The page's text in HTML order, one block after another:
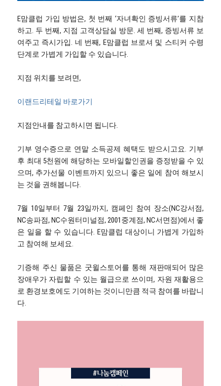
E맘클럽 가입 방법은, 첫 번째 ‘자녀확인 증빙서류’를 지참
하고. 두 번째, 지점 고객상담실 방문. 세 번째, 증빙서류 보
여주고 즉시가입. 네 번째, E맘클럽 브로셔 및 스티커 수령
단계로 가볍게 가입할 수 있습니다.
지점 위치를 보려면,
이랜드리테일 바로가기
지점안내를 참고하시면 됩니다.
기부 영수증으로 연말 소득공제 혜택도 받으시고요. 기부
후 최대 5천원에 해당하는 모바일할인권을 증정받을 수 있
으며, 추가선물 이벤트까지 있으니 좋은 일에 참여 해보시
는 것을 권해봅니다.
7월 10일부터 7월 23일까지, 캠페인 참여 장소(NC강서점,
NC송파점, NC수원터미널점, 2001중계점, NC서면점)에서 좋
은 일을 할 수 있습니다. E맘클럽 대상이니 가볍게 가입하
고 참여해 보세요.
기증해 주신 물품은 굿윌스토어를 통해 재판매되어 많은
장애우가 자립할 수 있는 월급으로 쓰이며, 자원 재활용으
로 환경보호에도 기여하는 것이니만큼 적극 참여를 바랍니
다.